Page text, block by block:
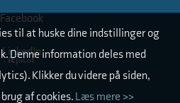
Facebook
LinkedIn
til at huske dine indstillinger og
Denne information deles med
Klikker du videre på siden,
af cookies. Læs mere >>